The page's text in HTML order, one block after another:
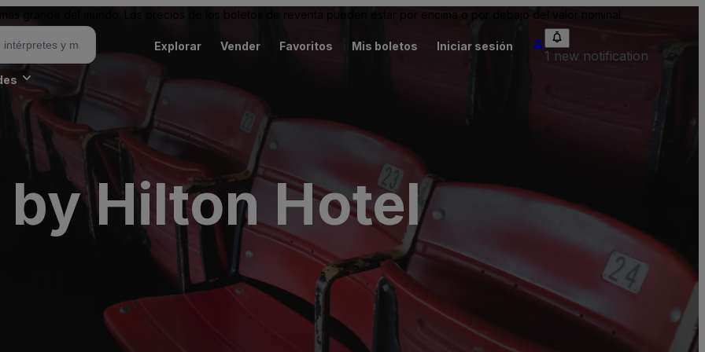
grande del mundo. Los precios de los boletos de reventa pueden estar por encima o por debajo del valor nominal.
Explorar Vender Favoritos Mis boletos Iniciar sesión
1 new notification
by Hilton Hotel